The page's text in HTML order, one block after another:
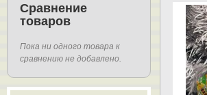
Сравнение
товаров
Пока ни одного товара к
сравнению не добавлено.